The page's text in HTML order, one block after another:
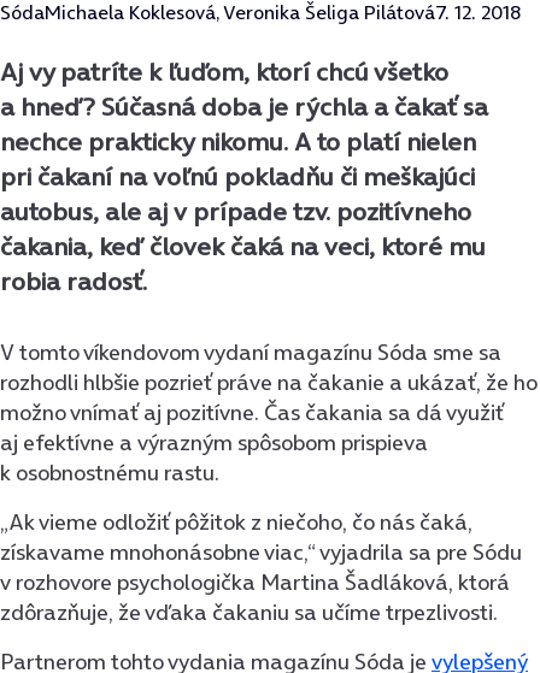
SódaMichaela Koklesová, Veronika Šeliga Pilátová7. 12. 2018
Aj vy patríte k ľuďom, ktorí chcú všetko
a hneď? Súčasná doba je rýchla a čakať sa
nechce prakticky nikomu. A to platí nielen
pri čakaní na voľnú pokladňu či meškajúci
autobus, ale aj v prípade tzv. pozitívneho
čakania, keď človek čaká na veci, ktoré mu
robia radosť.
V tomto víkendovom vydaní magazínu Sóda sme sa
rozhodli hlbšie pozrieť práve na čakanie a ukázať, že ho
možno vnímať aj pozitívne. Čas čakania sa dá využiť
aj efektívne a výrazným spôsobom prispieva
k osobnostnému rastu.
„Ak vieme odložiť pôžitok z niečoho, čo nás čaká,
získavame mnohonásobne viac,“ vyjadrila sa pre Sódu
v rozhovore psychologička Martina Šadláková, ktorá
zdôrazňuje, že vďaka čakaniu sa učíme trpezlivosti.
Partnerom tohto vydania magazínu Sóda je vylepšený